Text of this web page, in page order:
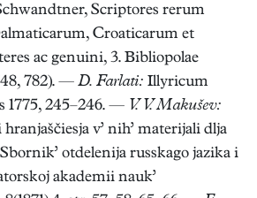
Scriptores rerum
Croaticarum et
ac genuini, 3. Bibliopolae
782). — D. Farlati: Illyricum
1775, 245–246. — V. V. Makušev:
v’ nih’ materijali dlja
otdelenija russkago jazika i
akademii nauk’